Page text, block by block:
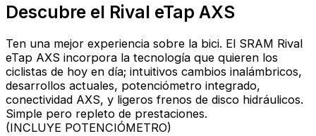
Descubre el Rival eTap AXS
Ten una mejor experiencia sobre la bici. El SRAM Rival
eTap AXS incorpora la tecnología que quieren los
ciclistas de hoy en día; intuitivos cambios inalámbricos,
desarrollos actuales, potenciómetro integrado,
conectividad AXS, y ligeros frenos de disco hidráulicos.
Simple pero repleto de prestaciones.
(INCLUYE POTENCIÓMETRO)